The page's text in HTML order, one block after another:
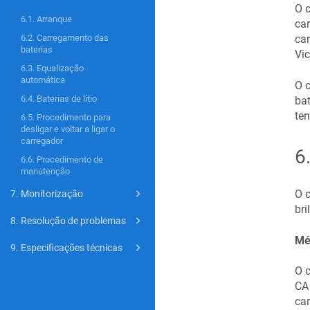
6.1. Arranque
6.2. Carregamento das
baterias
6.3. Equalização
automática
6.4. Baterias de lítio
6.5. Procedimento para
desligar e voltar a ligar o
carregador
6.6. Procedimento de
manutenção
7. Monitorização
8. Resolução de problemas
9. Especificações técnicas
O
O
O
O